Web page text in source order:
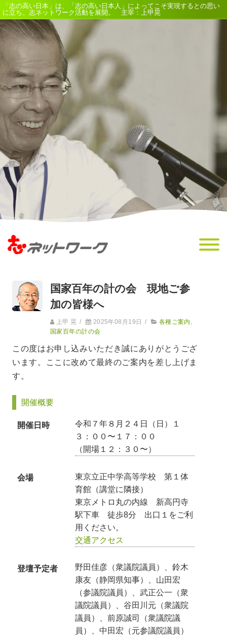
「志の高い日本」は、「志の高い日本人」によってこそ実現するとの思い
に立ち、志ネットワーク活動を展開。 主宰：上甲晃
国家百年の計の会 現地ご参
加の皆様へ
上甲 晃 / 2025年08月19日 / 各種ご案内
国家百年の計の会
この度はお申し込みいただき誠にありがとうござ
います。ここに改めて最終のご案内を差し上げま
す。
開催概要
開催日時
令和７年８月２４日（日）１
３：００〜１７：００
（開場１２：３０〜）
会場
東京立正中学高等学校 第１体
育館（講堂に隣接）
東京メトロ丸の内線 新高円寺
駅下車 徒歩8分 出口１をご利
用ください。
交通アクセス
登壇予定者
野田佳彦（衆議院議員）、鈴木
康友（静岡県知事）、山田宏
（参議院議員）、武正公一（衆
議院議員）、谷田川元（衆議院
議員）、前原誠司（衆議院議
員）、中田宏（元参議院議員）